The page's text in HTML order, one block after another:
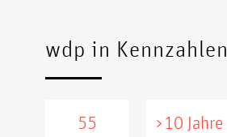
wdp in Kennzahlen
55 >10 Jahre